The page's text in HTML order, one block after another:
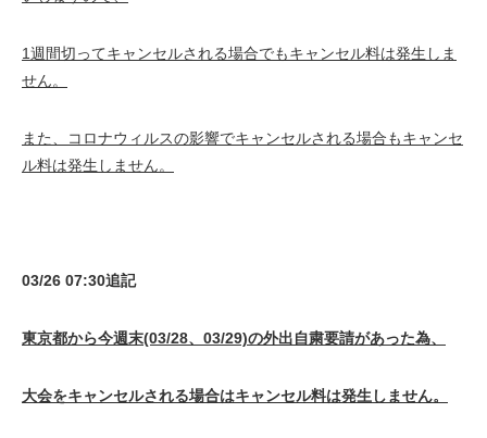
1週間切ってキャンセルされる場合でもキャンセル料は発生しま
せん。
また、コロナウィルスの影響でキャンセルされる場合もキャンセ
ル料は発生しません。
03/26 07:30追記
東京都から今週末(03/28、03/29)の外出自粛要請があった為、
大会をキャンセルされる場合はキャンセル料は発生しません。